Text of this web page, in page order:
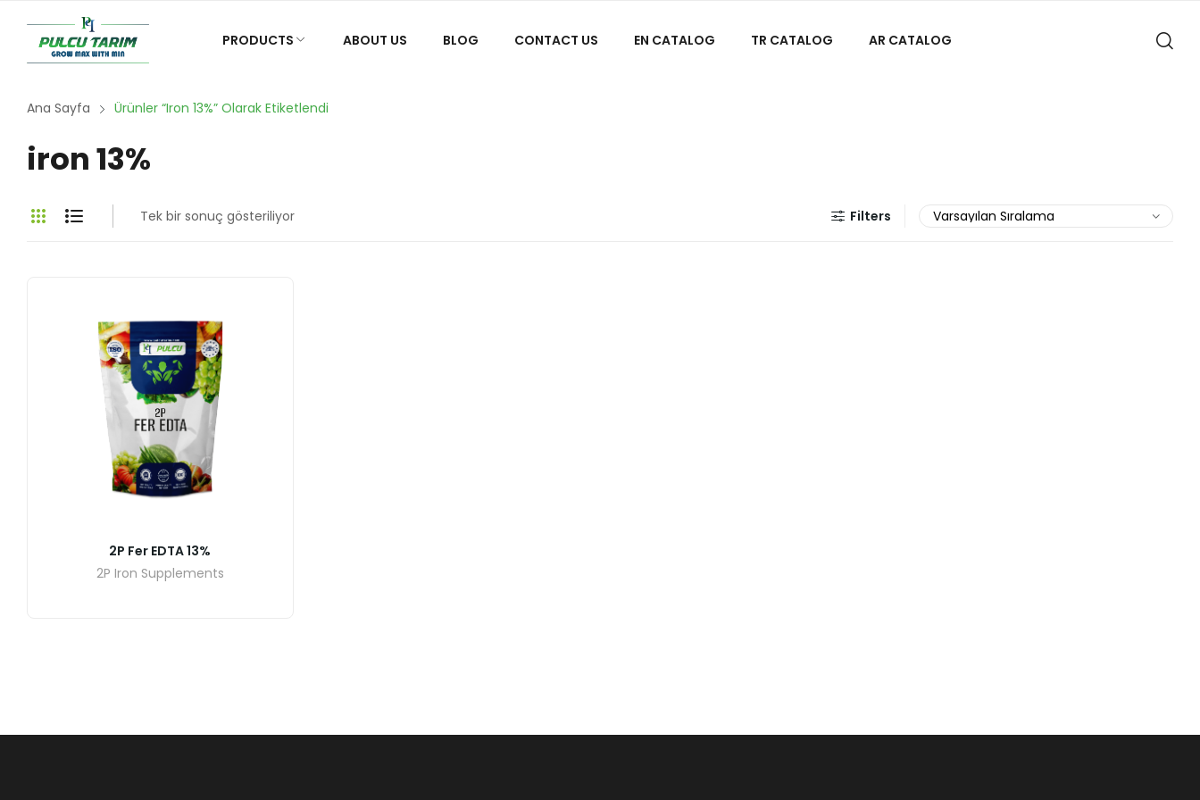
PRODUCTS ABOUT US BLOG CONTACT US EN CATALOG TR CATALOG AR CATALOG
Ana Sayfa Ürünler “iron 13%” Olarak Etiketlendi
iron 13%
Tek bir sonuç gösteriliyor Filters
2P Fer EDTA 13%
2P Iron Supplements